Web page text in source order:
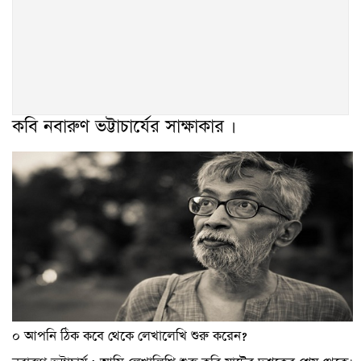
কবি নবারুণ ভট্টাচার্যের সাক্ষাকার ।
০ আপনি ঠিক কবে থেকে লেখালেখি শুরু করেন?